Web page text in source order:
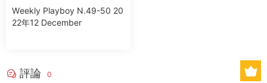
Wеekly Plаyboy N.49-50 20
22年12 December
評論 0